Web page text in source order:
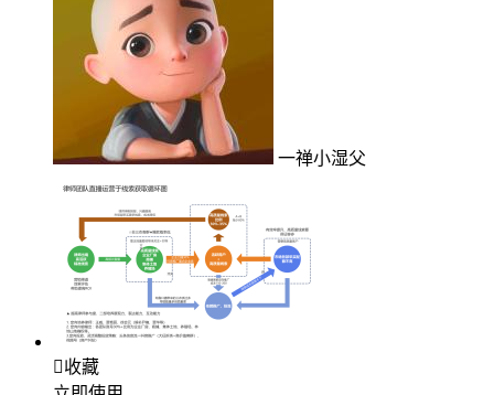
一禅小湿父
收藏